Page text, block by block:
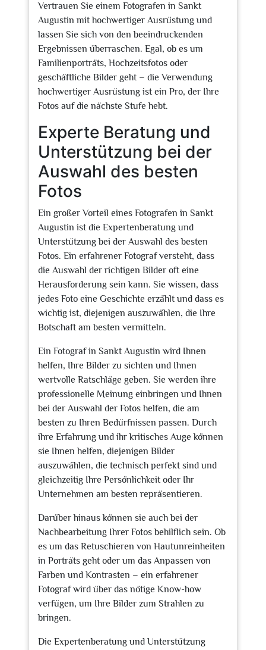
Vertrauen Sie einem Fotografen in Sankt
Augustin mit hochwertiger Ausrüstung und
lassen Sie sich von den beeindruckenden
Ergebnissen überraschen. Egal, ob es um
Familienporträts, Hochzeitsfotos oder
geschäftliche Bilder geht – die Verwendung
hochwertiger Ausrüstung ist ein Pro, der Ihre
Fotos auf die nächste Stufe hebt.
Experte Beratung und
Unterstützung bei der
Auswahl des besten
Fotos
Ein großer Vorteil eines Fotografen in Sankt
Augustin ist die Expertenberatung und
Unterstützung bei der Auswahl des besten
Fotos. Ein erfahrener Fotograf versteht, dass
die Auswahl der richtigen Bilder oft eine
Herausforderung sein kann. Sie wissen, dass
jedes Foto eine Geschichte erzählt und dass es
wichtig ist, diejenigen auszuwählen, die Ihre
Botschaft am besten vermitteln.
Ein Fotograf in Sankt Augustin wird Ihnen
helfen, Ihre Bilder zu sichten und Ihnen
wertvolle Ratschläge geben. Sie werden ihre
professionelle Meinung einbringen und Ihnen
bei der Auswahl der Fotos helfen, die am
besten zu Ihren Bedürfnissen passen. Durch
ihre Erfahrung und ihr kritisches Auge können
sie Ihnen helfen, diejenigen Bilder
auszuwählen, die technisch perfekt sind und
gleichzeitig Ihre Persönlichkeit oder Ihr
Unternehmen am besten repräsentieren.
Darüber hinaus können sie auch bei der
Nachbearbeitung Ihrer Fotos behilflich sein. Ob
es um das Retuschieren von Hautunreinheiten
in Porträts geht oder um das Anpassen von
Farben und Kontrasten – ein erfahrener
Fotograf wird über das nötige Know-how
verfügen, um Ihre Bilder zum Strahlen zu
bringen.
Die Expertenberatung und Unterstützung